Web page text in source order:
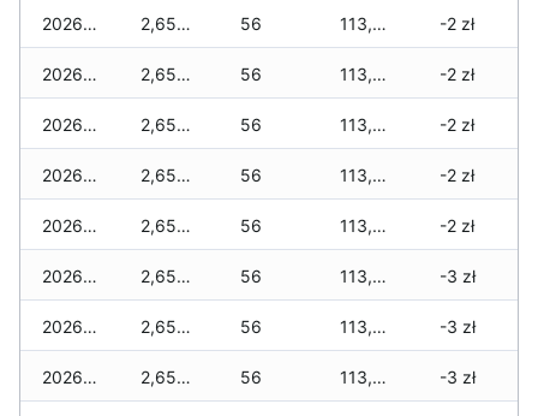
2026-04-24 2,650 zł 56 113,930 zł -2 zł
2026-04-23 2,650 zł 56 113,930 zł -2 zł
2026-04-22 2,650 zł 56 113,930 zł -2 zł
2026-04-21 2,650 zł 56 113,915 zł -2 zł
2026-04-20 2,650 zł 56 113,815 zł -2 zł
2026-04-19 2,650 zł 56 113,800 zł -3 zł
2026-04-18 2,650 zł 56 113,800 zł -3 zł
2026-04-17 2,650 zł 56 113,800 zł -3 zł